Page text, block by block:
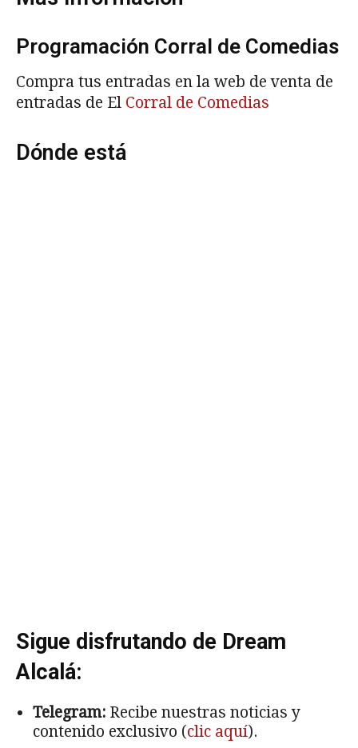
Programación Corral de Comedias
Compra tus entradas en la web de venta de
entradas de El Corral de Comedias
Dónde está
Sigue disfrutando de Dream
Alcalá:
Telegram: Recibe nuestras noticias y
contenido exclusivo (clic aquí).